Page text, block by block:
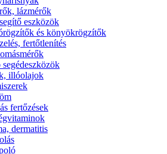
lázmérők
eszközök
és könyökrögzítők
fertőtlenítés
segédeszközök
illóolajok
fertőzések
dermatitis